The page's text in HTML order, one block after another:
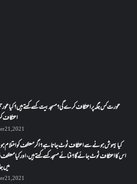
عورت کس جگہ پر اعتکاف کرے گی؟مسجد بیت کسے کہتے ہیں؟کیا
اعتکاف
21, 2021
کیا بیہوش ہونے سے اعتکاف ٹوٹ جاتا ہے؟ اگر معتکف کو احتلام ہو
اس کا اعتکاف ٹوٹ جائے گا؟فنائے مسجد کسے کہتے ہیں ، اور کیا
میں
21, 2021